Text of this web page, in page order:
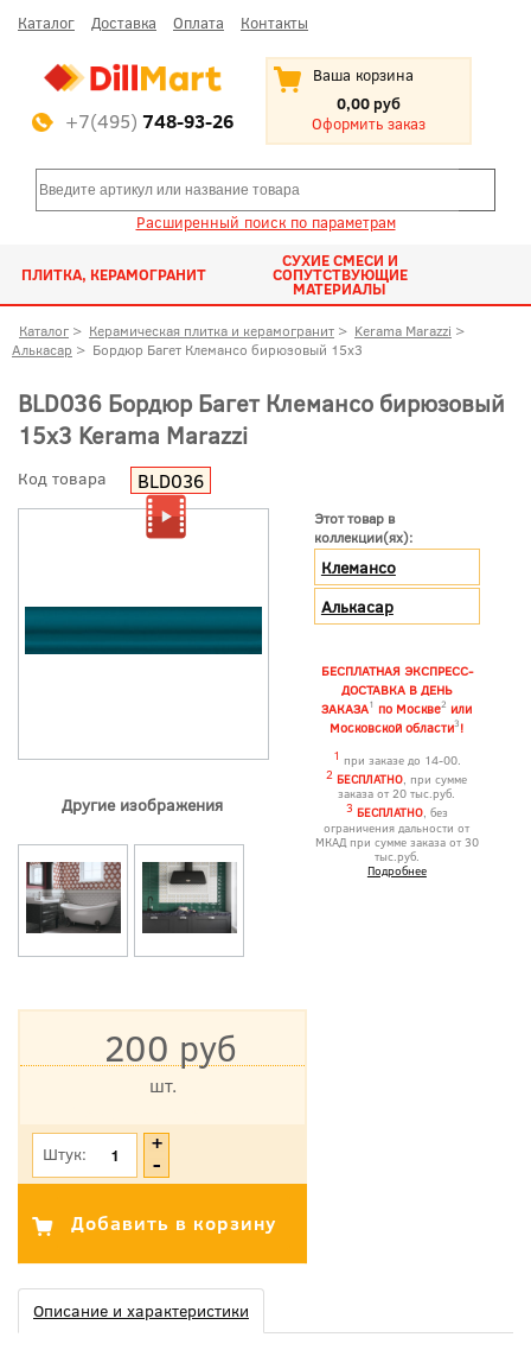
Каталог Доставка Оплата Контакты
+7(495) 748-93-26
Ваша корзина
0,00 руб
Оформить заказ
Расширенный поиск по параметрам
ПЛИТКА, КЕРАМОГРАНИТ
СУХИЕ СМЕСИ И
СОПУТСТВУЮЩИЕ
МАТЕРИАЛЫ
Каталог > Керамическая плитка и керамогранит > Kerama Marazzi >
Алькасар > Бордюр Багет Клемансо бирюзовый 15x3
BLD036 Бордюр Багет Клемансо бирюзовый
15x3 Kerama Marazzi
Код товара BLD036
Другие изображения
Этот товар в
коллекции(ях):
Клемансо
Алькасар
БЕСПЛАТНАЯ ЭКСПРЕСС-
ДОСТАВКА В ДЕНЬ
ЗАКАЗА1 по Москве2 или
Московской области3!
1 при заказе до 14-00.
2 БЕСПЛАТНО, при сумме
заказа от 20 тыс.руб.
3 БЕСПЛАТНО, без
ограничения дальности от
МКАД при сумме заказа от 30
тыс.руб.
Подробнее
200 руб
шт.
Штук:
Описание и характеристики